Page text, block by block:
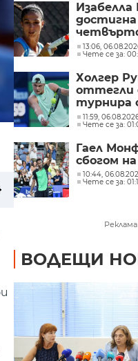
тенис
Оренсе,
13:06,
Чете се за:
Холгер
оттегли
турнира
Мастърс
11:59,
Чете се за:
Гаел
сбогом
10:44,
Чете се за:
Реклама
ВОДЕЩИ